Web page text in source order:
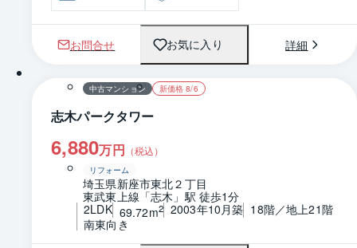
お問合せ お気に入り 詳細
1 / 0 間取り
中古マンション 新価格 8/6
志木パークタワー
6,880万円 （税込）
リフォーム
埼玉県新座市東北２丁目
東武東上線「志木」駅 徒歩1分
2LDK 69.72m2 2003年10月築 18階／地上21階
南東向き